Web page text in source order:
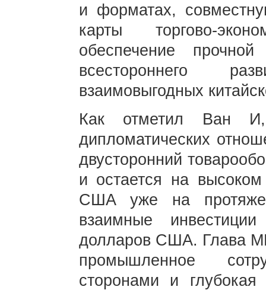
и форматах,
карты торгово-
обеспечение
всестороннего
взаимовыгодных
Как отметил Ван
дипломатических
двусторонний
и остается на
США уже на
взаимные
долларов США. Глава
промышленное
сторонами и глубокая